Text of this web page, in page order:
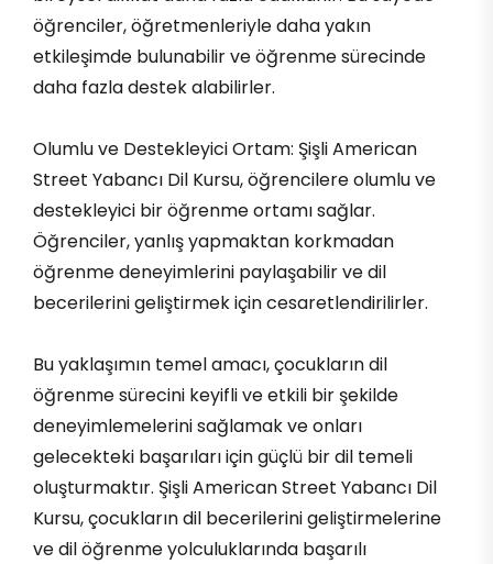
öğrenciler, öğretmenleriyle daha yakın
etkileşimde bulunabilir ve öğrenme sürecinde
daha fazla destek alabilirler.
Olumlu ve Destekleyici Ortam: Şişli American
Street Yabancı Dil Kursu, öğrencilere olumlu ve
destekleyici bir öğrenme ortamı sağlar.
Öğrenciler, yanlış yapmaktan korkmadan
öğrenme deneyimlerini paylaşabilir ve dil
becerilerini geliştirmek için cesaretlendirilirler.
Bu yaklaşımın temel amacı, çocukların dil
öğrenme sürecini keyifli ve etkili bir şekilde
deneyimlemelerini sağlamak ve onları
gelecekteki başarıları için güçlü bir dil temeli
oluşturmaktır. Şişli American Street Yabancı Dil
Kursu, çocukların dil becerilerini geliştirmelerine
ve dil öğrenme yolculuklarında başarılı